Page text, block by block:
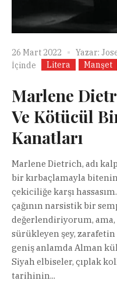
26 Mart 2022 Yazar:
İçinde
Litera Manşet
Marlene
Ve Kötücül
Kanatları
Marlene Dietrich, adı
bir kırbaçlamayla
çekiciliğe karşı
çağının narsistik bir
değerlendiriyorum, ama,
sürükleyen şey, zarafetin
geniş anlamda Alman
Siyah elbiseler, çıplak
tarihinin...